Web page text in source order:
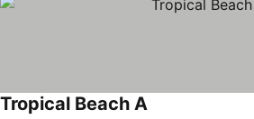
Tropical Beach A